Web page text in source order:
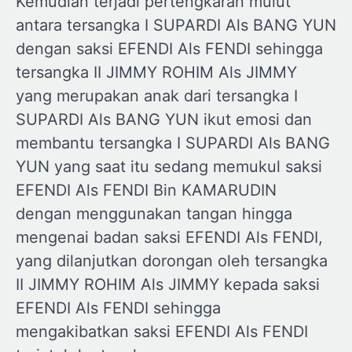
antara tersangka I SUPARDI Als BANG YUN
dengan saksi EFENDI Als FENDI sehingga
tersangka II JIMMY ROHIM Als JIMMY
yang merupakan anak dari tersangka I
SUPARDI Als BANG YUN ikut emosi dan
membantu tersangka I SUPARDI Als BANG
YUN yang saat itu sedang memukul saksi
EFENDI Als FENDI Bin KAMARUDIN
dengan menggunakan tangan hingga
mengenai badan saksi EFENDI Als FENDI,
yang dilanjutkan dorongan oleh tersangka
II JIMMY ROHIM Als JIMMY kepada saksi
EFENDI Als FENDI sehingga
mengakibatkan saksi EFENDI Als FENDI